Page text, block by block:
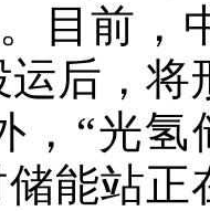
目前，
后，将
，“光
储能站